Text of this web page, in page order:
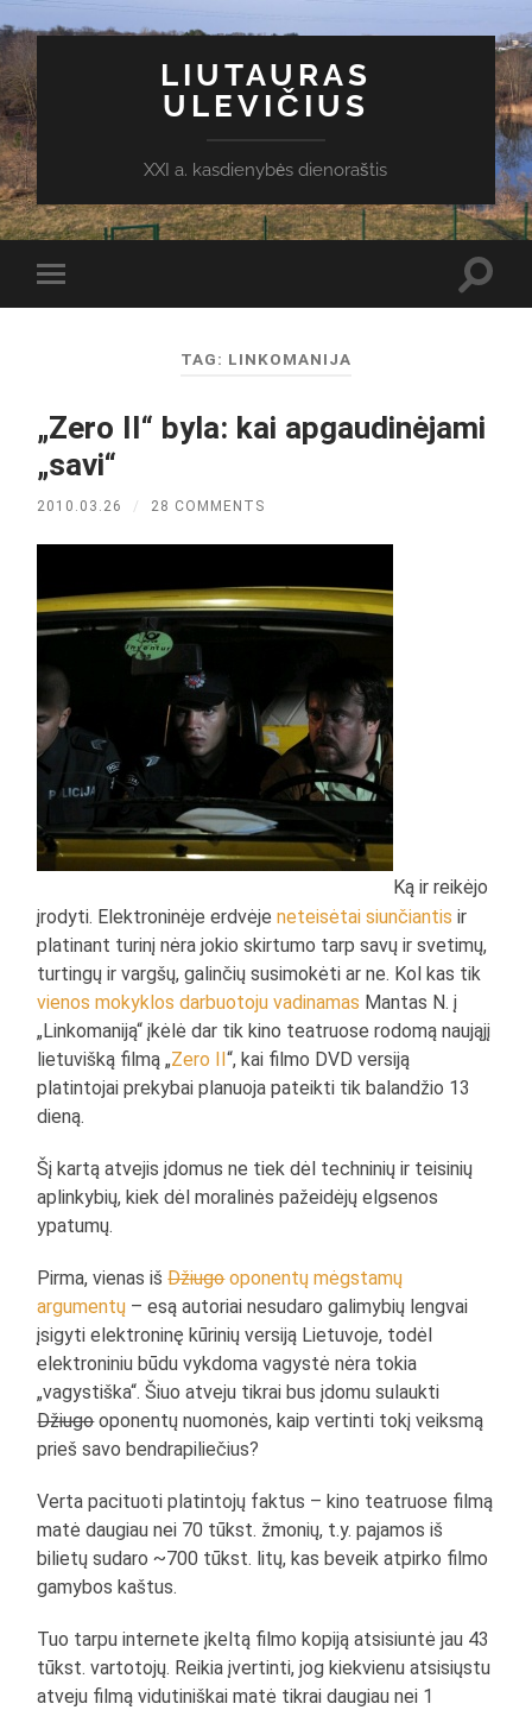
LIUTAURAS
ULEVIČIUS
XXI a. kasdienybės dienoraštis
Toggle
mobile
TAG: LINKOMANIJA
„Zero II“ byla: kai apgaudinėjami
„savi“
2010.03.26 / 28 COMMENTS
Ką ir reikėjo
įrodyti. Elektroninėje erdvėjeneteisėtai siunčiantis ir
platinant turinį nėra jokio skirtumo tarp savų ir svetimų,
turtingų ir vargšų, galinčių susimokėti ar ne. Kol kas tik
vienos mokyklos darbuotoju vadinamas Mantas N. į
„Linkomaniją“ įkėlė dar tik kino teatruose rodomą naująjį
lietuvišką filmą „Zero II“, kai filmo DVD versiją
platintojai prekybai planuoja pateikti tik balandžio 13
dieną.
Šį kartą atvejis įdomus ne tiek dėl techninių ir teisinių
aplinkybių, kiek dėl moralinės pažeidėjų elgsenos
ypatumų.
Pirma, vienas išDžiugooponentų mėgstamų
argumentų – esą autoriai nesudaro galimybių lengvai
įsigyti elektroninę kūrinių versiją Lietuvoje, todėl
elektroniniu būdu vykdoma vagystė nėra tokia
„vagystiška“. Šiuo atveju tikrai bus įdomu sulaukti
Džiugooponentų nuomonės, kaip vertinti tokį veiksmą
prieš savo bendrapiliečius?
Verta pacituoti platintojų faktus – kino teatruose filmą
matė daugiau nei 70 tūkst. žmonių, t.y. pajamos iš
bilietų sudaro ~700 tūkst. litų, kas beveik atpirko filmo
gamybos kaštus.
Tuo tarpu internete įkeltą filmo kopiją atsisiuntė jau 43
tūkst. vartotojų. Reikia įvertinti, jog kiekvienu atsisiųstu
atveju filmą vidutiniškai matė tikrai daugiau nei 1